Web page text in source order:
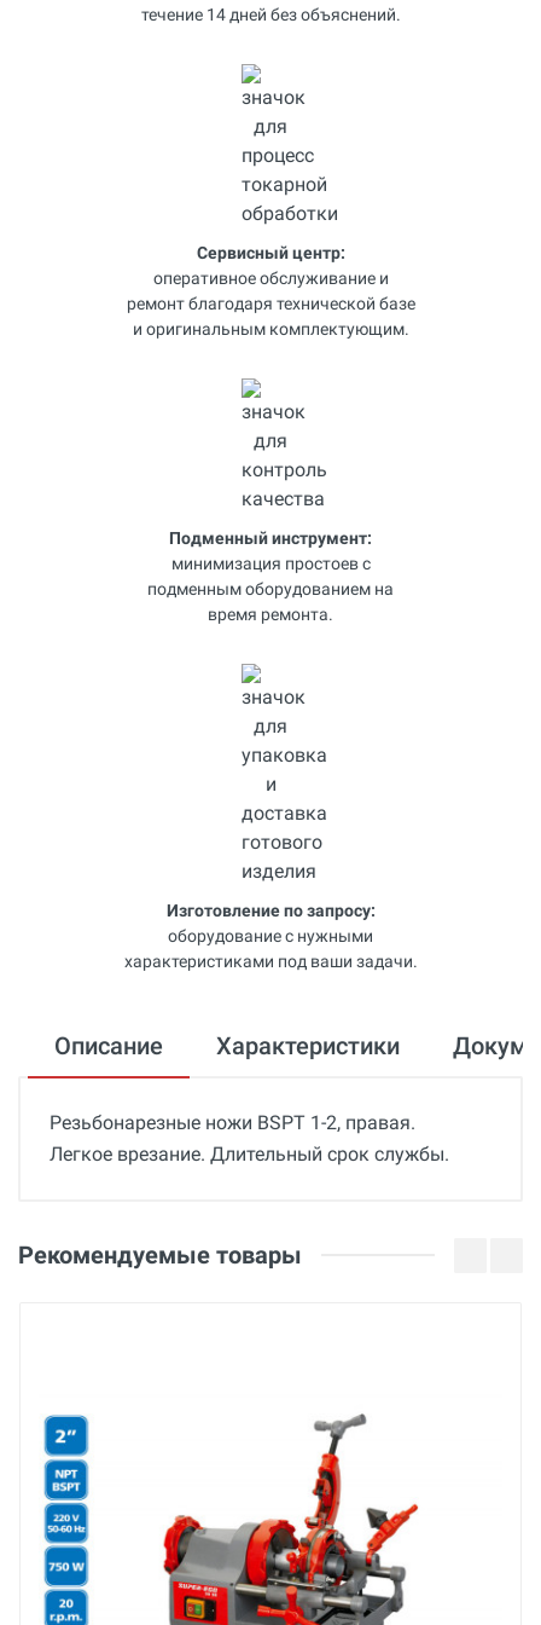
течение 14 дней без объяснений.
Сервисный центр:
оперативное обслуживание и
ремонт благодаря технической базе
и оригинальным комплектующим.
Подменный инструмент:
минимизация простоев с
подменным оборудованием на
время ремонта.
Изготовление по запросу:
оборудование с нужными
характеристиками под ваши задачи.
Описание Характеристики
Резьбонарезные ножи BSPT 1-2, правая.
Легкое врезание. Длительный срок службы.
12 месяцев
Esson
Основные
Тип
SS
Отказное письмо
Оценка
Ваше имя
Рекомендуемые товары